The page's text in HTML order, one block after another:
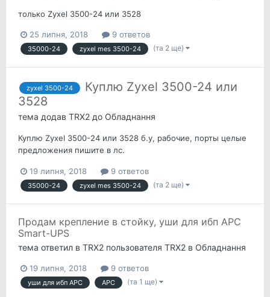
только Zyxel 3500-24 или 3528
25 липня, 2018 9 ответов
35000-24 zyxel mes 3500-24 (та 2 ще)
zyxel 3500-24
Куплю Zyxel 3500-24 или
3528
тема додав TRX2 до Обладнання
Куплю Zyxel 3500-24 или 3528 б.у, рабочие, порты целые
предложения пишите в лс.
19 липня, 2018 9 ответов
35000-24 zyxel mes 3500-24 (та 2 ще)
Продам крепление в стойку, уши для ибп APC
Smart-UPS
тема ответил в TRX2 пользователя TRX2 в Обладнання
19 липня, 2018 9 ответов
уши для ибп APC APC (та 1 ще)